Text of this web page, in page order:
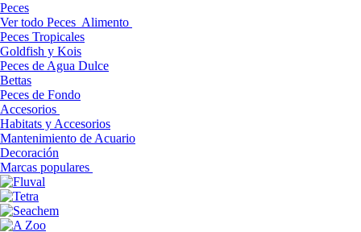
Peces
Ver todo Peces Alimento
Peces Tropicales
Goldfish y Kois
Peces de Agua Dulce
Bettas
Peces de Fondo
Accesorios
Habitats y Accesorios
Mantenimiento de Acuario
Decoración
Marcas populares